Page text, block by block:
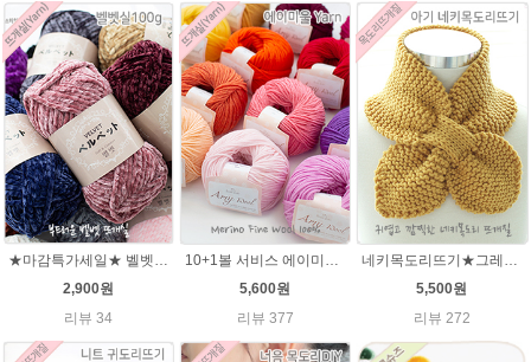
2,900원
리뷰 34
5,600원
리뷰 377
5,500원
리뷰 272